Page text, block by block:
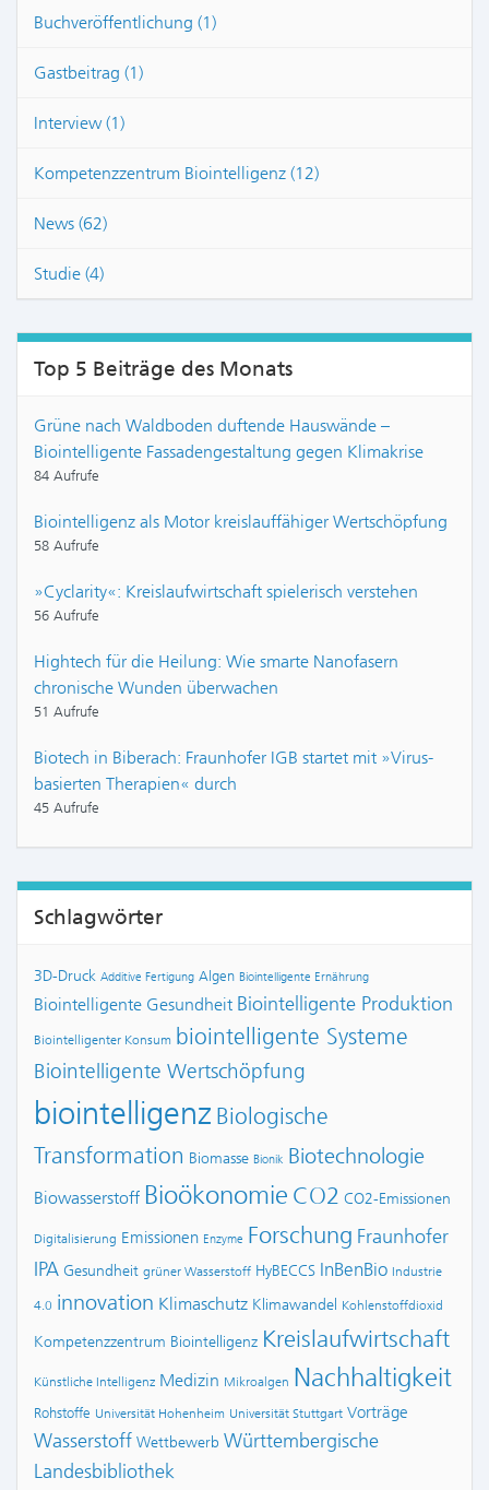
Buchveröffentlichung (1)
Gastbeitrag (1)
Interview (1)
Kompetenzzentrum Biointelligenz (12)
News (62)
Studie (4)
Top 5 Beiträge des Monats
Grüne nach Waldboden duftende Hauswände –
Biointelligente Fassadengestaltung gegen Klimakrise
84 Aufrufe
Biointelligenz als Motor kreislauffähiger Wertschöpfung
58 Aufrufe
»Cyclarity«: Kreislaufwirtschaft spielerisch verstehen
56 Aufrufe
Hightech für die Heilung: Wie smarte Nanofasern
chronische Wunden überwachen
51 Aufrufe
Biotech in Biberach: Fraunhofer IGB startet mit »Virus-
basierten Therapien« durch
45 Aufrufe
Schlagwörter
3D-Druck Additive Fertigung Algen Biointelligente Ernährung
Biointelligente Gesundheit Biointelligente Produktion
Biointelligenter Konsum biointelligente Systeme
Biointelligente Wertschöpfung
biointelligenz Biologische
Transformation Biomasse Bionik Biotechnologie
Biowasserstoff Bioökonomie CO2 CO2-Emissionen
Digitalisierung Emissionen Enzyme Forschung Fraunhofer
IPA Gesundheit grüner Wasserstoff HyBECCS InBenBio Industrie
4.0 innovation Klimaschutz Klimawandel Kohlenstoffdioxid
Kompetenzzentrum Biointelligenz Kreislaufwirtschaft
Künstliche Intelligenz Medizin Mikroalgen Nachhaltigkeit
Rohstoffe Universität Hohenheim Universität Stuttgart Vorträge
Wasserstoff Wettbewerb Württembergische
Landesbibliothek